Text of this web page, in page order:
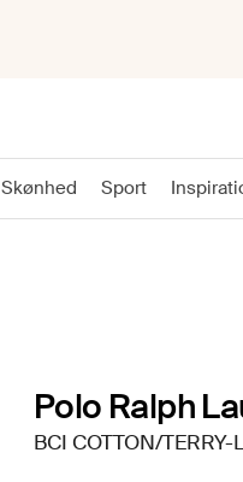
Skønhed Sport
Polo Ralph
BCI COTTON/